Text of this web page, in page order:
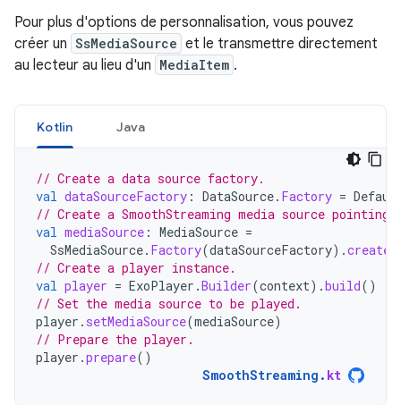
Pour plus d'options de personnalisation, vous pouvez
créer un SsMediaSource et le transmettre directement
au lecteur au lieu d'un MediaItem .
Kotlin Java
// Create a data source factory.
val dataSourceFactory : DataSource. Factory =
// Create a SmoothStreaming media source
val mediaSource : MediaSource =
SsMediaSource. Factory(dataSourceFactory).
// Create a player instance.
val player = ExoPlayer .Builder(context).build()
// Set the media source to be played.
player . setMediaSource(mediaSource)
// Prepare the player.
player .prepare()
SmoothStreaming . kt